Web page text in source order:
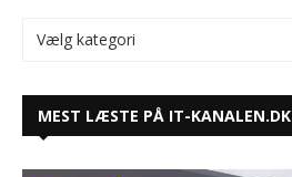
MEST LÆSTE PÅ IT-KANALEN.DK